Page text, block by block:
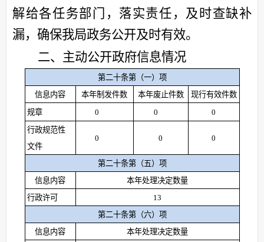
解给各任务部门，落实责任， 及时查缺补
漏， 确保我局政务公开及时有效。
二、主动公开政府信息情况
第二十条第（一）项
信息内容
本年制发件数 本年废止件数
现行有效件数
规章
0 0
0
行政规范性
文件
0 0 0
第二十条第（五）项
信息内容
本年处理决定数量
行政许可
13
第二十条第（六）项
信息内容
本年处理决定数量